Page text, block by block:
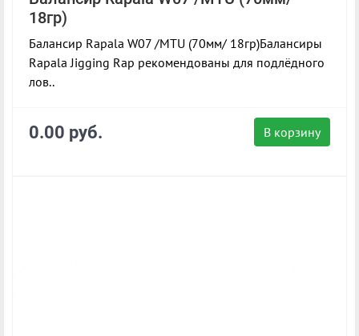
18гр)
Балансир Rapala W07 /MTU (70мм/ 18гр)Балансиры
Rapala Jigging Rap рекомендованы для подлёдного
лов..
В корзину
0.00 руб.